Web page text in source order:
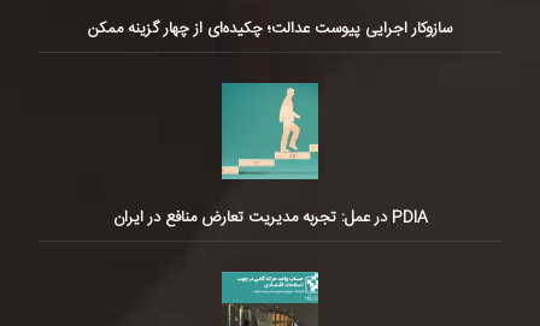
سازوکار اجرایی پیوست عدالت؛ چکیده‌ای از چهار گزینه ممکن
PDIA در عمل: تجربه مدیریت تعارض منافع در ایران